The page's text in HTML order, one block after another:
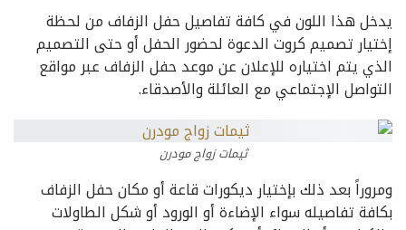
يدخل هذا اللون في كافة تفاصيل حفل الزفاف من لحظة
إختيار تصميم كروت الدعوة لحضور الحفل أو حتى التصميم
الذي يتم اختياره للإعلان عن موعد حفل الزفاف عبر مواقع
التواصل الإجتماعي مع العائلة والأصدقاء.
ثيمات زواج مودرن
ومروراً بعد ذلك بإختيار ديكورات قاعة أو مكان حفل الزفاف
بكافة تفاصيله سواء الإضاءة أو الورود أو شكل الطاولات